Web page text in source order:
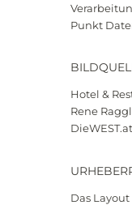
Punkt
Hotel &
Rene
Das